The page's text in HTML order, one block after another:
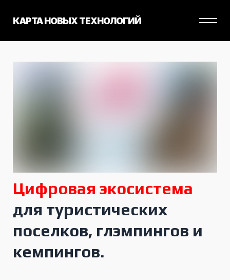
КАРТА НОВЫХ ТЕХНОЛОГИЙ
Цифровая экосистема
для туристических
поселков, глэмпингов и
кемпингов.